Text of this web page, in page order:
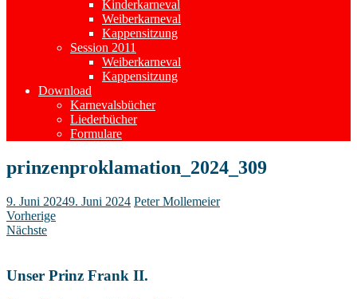
Kinderkarneval
Weiberkarneval
Kappensitzung
Session 2011
Weiberkarneval
Kappensitzung
Download
Karnevalsbücher
Liederbücher
Formulare
prinzenproklamation_2024_309
9. Juni 20249. Juni 2024 Peter Mollemeier
Vorherige
Nächste
Unser Prinz Frank II.